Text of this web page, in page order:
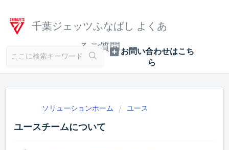
千葉ジェッツふなばし よくあ
るご質問
ソリューションホーム ユース
ユースチームについて